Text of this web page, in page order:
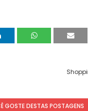
GOSTE DESTAS POSTAGENS